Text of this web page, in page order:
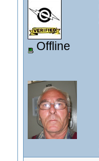
Offline